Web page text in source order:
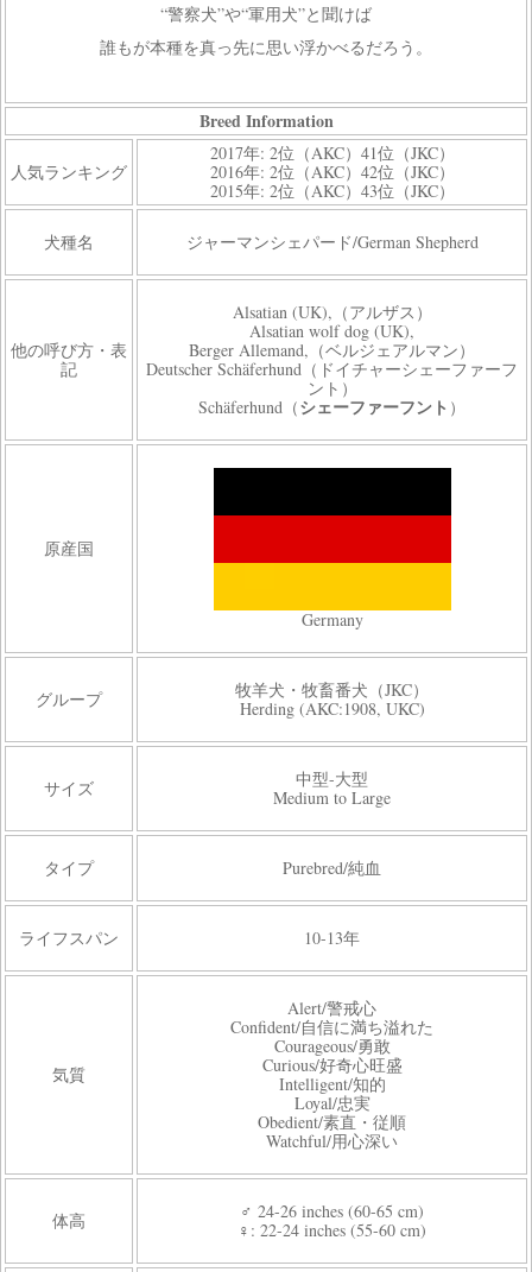
“警察犬”や“軍用犬”と聞けば
誰もが本種を真っ先に思い浮かべるだろう。
Breed Information
人気ランキング
2017年: 2位（AKC）41位（JKC）
2016年: 2位（AKC）42位（JKC）
2015年: 2位（AKC）43位（JKC）
犬種名 ジャーマンシェパード/German Shepherd
他の呼び方・表
記
Alsatian (UK),（アルザス）
Alsatian wolf dog (UK),
Berger Allemand,（ベルジェアルマン）
Deutscher Schäferhund（ドイチャーシェーファーフ
ント）
Schäferhund（シェーファーフント ）
原産国
Germany
グループ
牧羊犬・牧畜番犬（JKC）
Herding (AKC:1908, UKC)
サイズ
中型-大型
Medium to Large
タイプ Purebred/純血
ライフスパン 10-13年
気質
Alert/警戒心
Confident/自信に満ち溢れた
Courageous/勇敢
Curious/好奇心旺盛
Intelligent/知的
Loyal/忠実
Obedient/素直・従順
Watchful/用心深い
体高
♂ 24-26 inches (60-65 cm)
♀: 22-24 inches (55-60 cm)